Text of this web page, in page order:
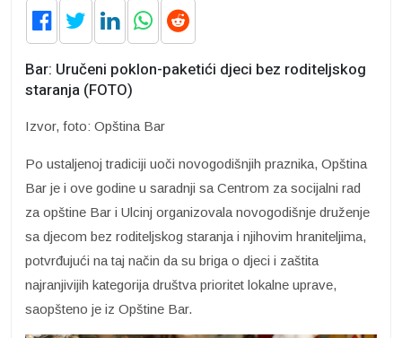
Bar: Uručeni poklon-paketići djeci bez roditeljskog
staranja (FOTO)
Izvor, foto: Opština Bar
Po ustaljenoj tradiciji uoči novogodišnjih praznika, Opština
Bar je i ove godine u saradnji sa Centrom za socijalni rad
za opštine Bar i Ulcinj organizovala novogodišnje druženje
sa djecom bez roditeljskog staranja i njihovim hraniteljima,
potvrđujući na taj način da su briga o djeci i zaštita
najranjivijih kategorija društva prioritet lokalne uprave,
saopšteno je iz Opštine Bar.